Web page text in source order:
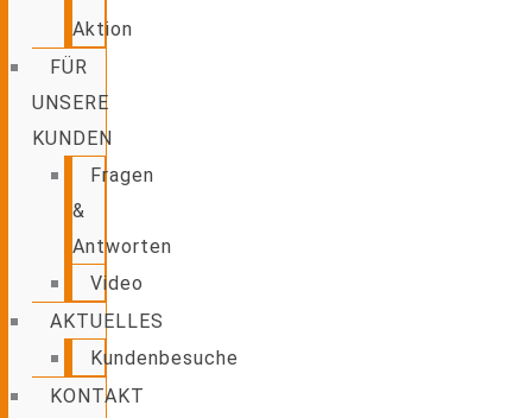
Aktion
FÜR
UNSERE
KUNDEN
Fragen
&
Antworten
Video
AKTUELLES
Kundenbesuche
KONTAKT